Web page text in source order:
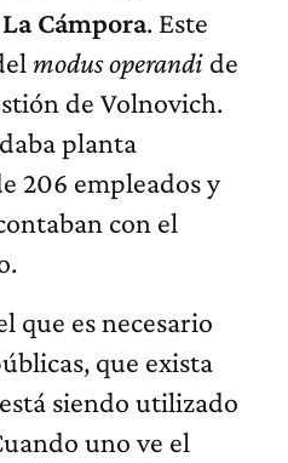
Cámpora. Este
modus operandi de
de Volnovich.
planta
206 empleados y
con el
que es necesario
que exista
siendo utilizado
uno ve el